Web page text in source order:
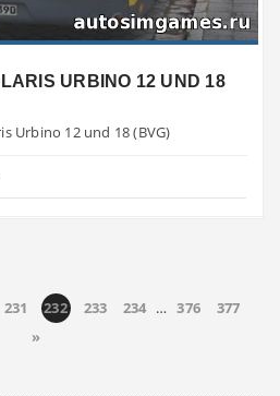
URBINO 12 UND 18
Urbino 12 und 18 (BVG)
231 232 233 234 … 376
377
»